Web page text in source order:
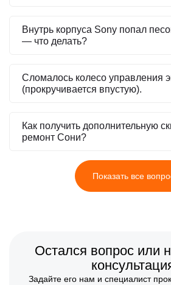
Внутрь корпуса Sony попал
— что делать?
Сломалось колесо управления
(прокручивается впустую).
Как получить дополнительную
ремонт Сони?
Показать все
Остался вопрос или
Задайте его нам и специалист